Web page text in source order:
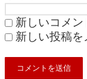
新しいコメ
新しい投稿を